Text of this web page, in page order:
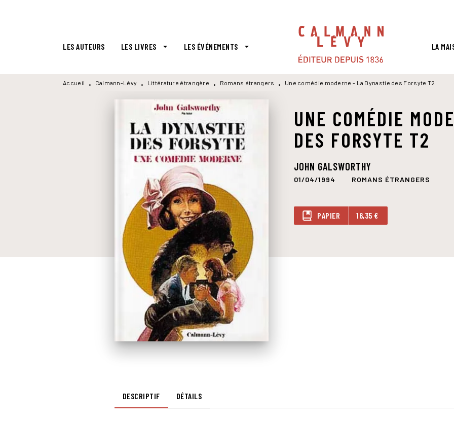
LES AUTEURS LES LIVRES arrow_drop_down LES ÉVÉNEMENTS arrow_drop_down LA
Accueil • Calmann-Lévy • Littérature étrangère • Romans étrangers • Une comédie moderne - La Dynastie des Forsyte T2
UNE COMÉDIE
DES FORSYTE T2
JOHN GALSWORTHY
01/04/1994 ROMANS ÉTRANGERS
PAPIER 16,35 €
DESCRIPTIF DÉTAILS